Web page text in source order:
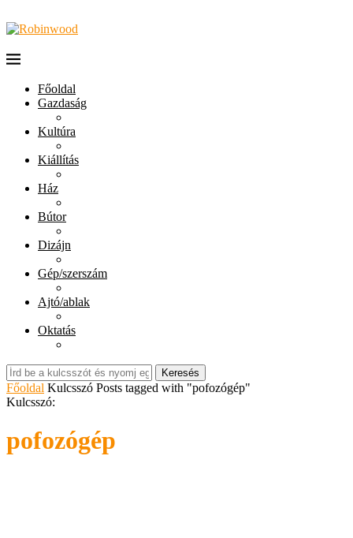
Főoldal
Gazdaság
Kultúra
Kiállítás
Ház
Bútor
Dizájn
Gép/szerszám
Ajtó/ablak
Oktatás
Keresés
Főoldal Kulcsszó Posts tagged with "pofozógép"
Kulcsszó:
pofozógép